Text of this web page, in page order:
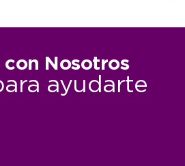
con Nosotros
ayudarte